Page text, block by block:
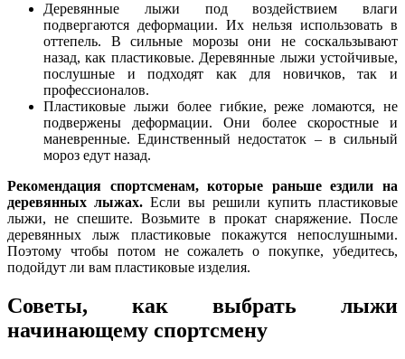
Деревянные лыжи под воздействием влаги
подвергаются деформации. Их нельзя использовать в
оттепель. В сильные морозы они не соскальзывают
назад, как пластиковые. Деревянные лыжи устойчивые,
послушные и подходят как для новичков, так и
профессионалов.
Пластиковые лыжи более гибкие, реже ломаются, не
подвержены деформации. Они более скоростные и
маневренные. Единственный недостаток – в сильный
мороз едут назад.
Рекомендация спортсменам, которые раньше ездили на
деревянных лыжах. Если вы решили купить пластиковые
лыжи, не спешите. Возьмите в прокат снаряжение. После
деревянных лыж пластиковые покажутся непослушными.
Поэтому чтобы потом не сожалеть о покупке, убедитесь,
подойдут ли вам пластиковые изделия.
Советы, как выбрать лыжи
начинающему спортсмену